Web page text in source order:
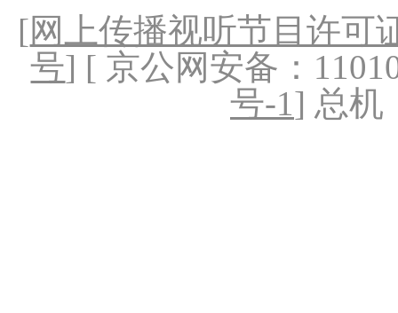
[网上传播视听节目许可
号] [ 京公网安备：
号-1] 总机